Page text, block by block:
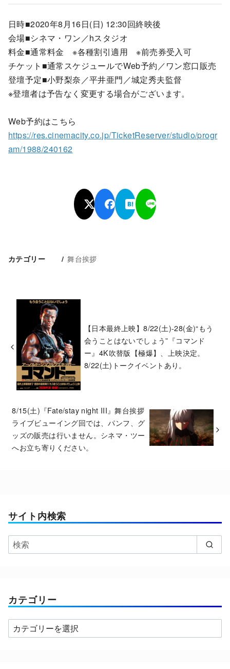
日時■2020年8月16日(日) 12:30回終映後
会場■シネマ・ワン／hスタジオ
料金■通常料金 ※各種割引適用 ※前売券受入可
チケット■通常スケジュールでWeb予約／ワン窓口販売
登壇予定■小野梨奈／平井亜門／城定秀夫監督
※登壇者は予告なく変更する場合がございます。
Web予約はこちら
https://res.cinemacity.co.jp/TicketReserver/studio/progr
am/1988/240162
カテゴリー 舞台挨拶
【日本最終上映】8/22(土)-28(金)“もう
会うことはないでしょう”『コマンド
ー』4K吹替版【極爆】、上映決定。
8/22(土)トークイベントあり。
8/15(土)『Fate/stay night III』舞台挨拶
ライブビューイング回では、パンフ、グ
ッズの販売は行いません。シネマ・ツー
へお立ち寄りください。
サイト内検索
カテゴリー
カ
テ